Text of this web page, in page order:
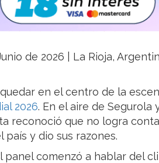
de 2026 | La Rioja,
en el centro de la
2026. En el aire de Segurola
reconoció que no logra
y dio sus razones.
panel comenzó a hablar del